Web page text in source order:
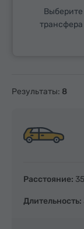
Результаты: 8
Расстояние:
Длительность: